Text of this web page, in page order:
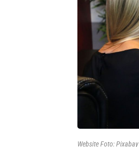
Website Foto: Pixabay